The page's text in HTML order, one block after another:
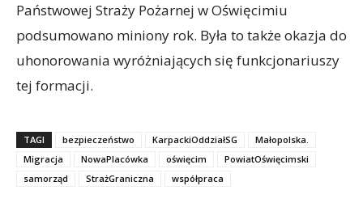
Państwowej Straży Pożarnej w Oświęcimiu
podsumowano miniony rok. Była to także okazja do
uhonorowania wyróżniających się funkcjonariuszy
tej formacji.
TAGI bezpieczeństwo KarpackiOddziałSG
Małopolska.
Migracja
NowaPlacówka oświęcim
PowiatOświęcimski
samorząd
StrażGraniczna współpraca